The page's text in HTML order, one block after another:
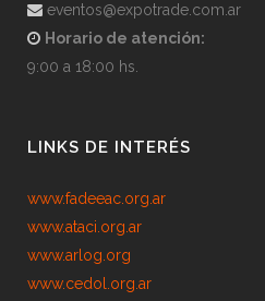
eventos@expotrade.com.ar
Horario de atención:
9:00 a 18:00 hs.
LINKS DE INTERÉS
www.fadeeac.org.ar
www.ataci.org.ar
www.arlog.org
www.cedol.org.ar